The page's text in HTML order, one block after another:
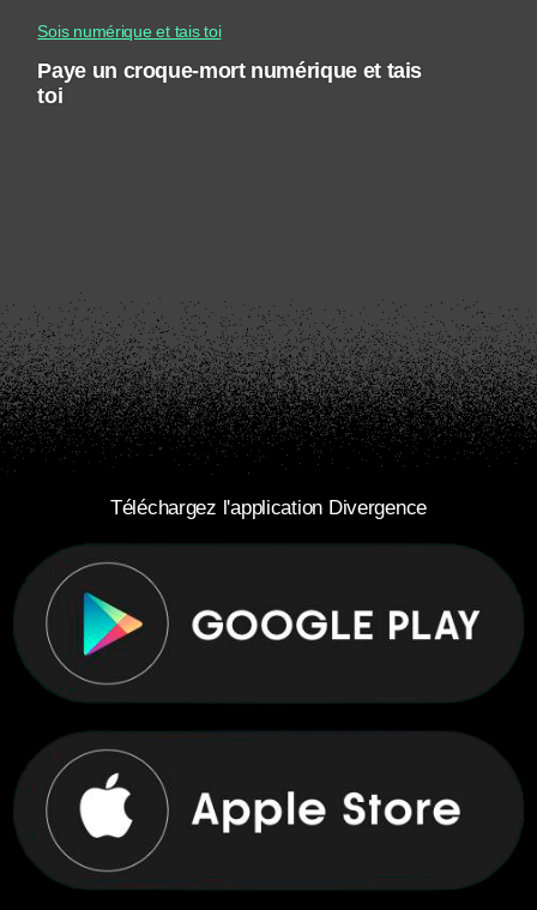
Sois numérique et tais toi
Paye un croque-mort numérique et tais
toi
Téléchargez l'application Divergence